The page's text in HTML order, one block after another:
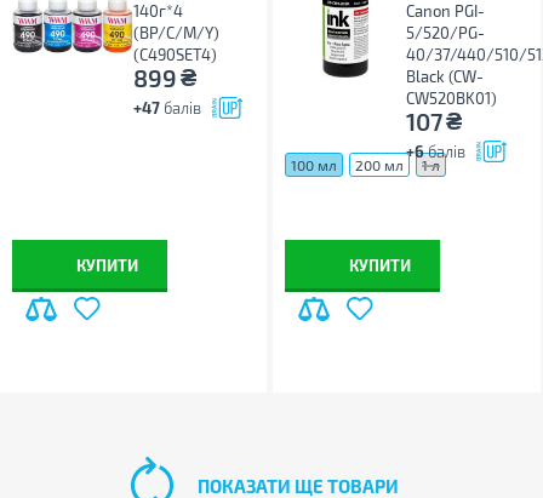
140г*4
(BP/C/M/Y)
(C490SET4)
899₴
+47 балів
КУПИТИ
Canon PGI-
5/520/PG-
40/37/440/510/
Black (CW-
CW520BK01)
107₴
+6балів
100 мл 200 мл 1 л
КУПИТИ
ПОКАЗАТИ ЩЕ ТОВАРИ